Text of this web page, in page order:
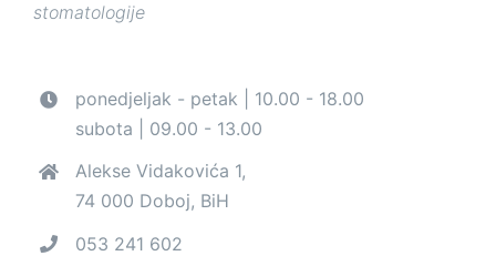
stomatologije
ponedjeljak - petak | 10.00 - 18.00
subota | 09.00 - 13.00
Alekse Vidakovića 1,
74 000 Doboj, BiH
053 241 602